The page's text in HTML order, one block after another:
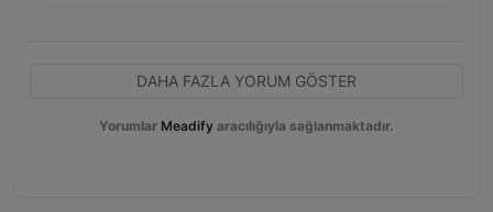
DAHA FAZLA YORUM GÖSTER
Yorumlar Meadify aracılığıyla sağlanmaktadır.